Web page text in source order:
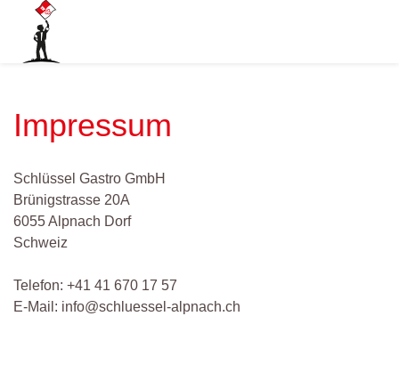
Impressum
Schlüssel Gastro GmbH
Brünigstrasse 20A
6055 Alpnach Dorf
Schweiz
Telefon: +41 41 670 17 57
E-Mail: info@schluessel-alpnach.ch